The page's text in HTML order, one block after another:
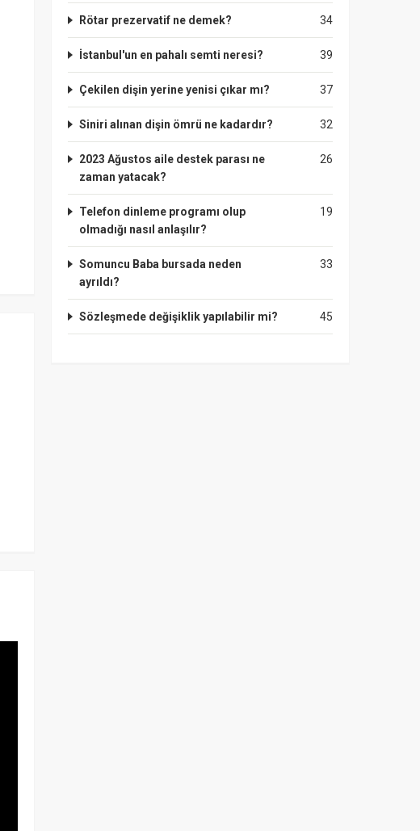
34
Rötar prezervatif ne demek?
39
İstanbul'un en pahalı semti neresi?
37
Çekilen dişin yerine yenisi çıkar mı?
32
Siniri alınan dişin ömrü ne kadardır?
26
2023 Ağustos aile destek parası ne
zaman yatacak?
19
Telefon dinleme programı olup
olmadığı nasıl anlaşılır?
33
Somuncu Baba bursada neden
ayrıldı?
45
Sözleşmede değişiklik yapılabilir mi?